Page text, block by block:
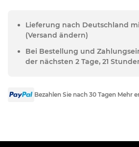
Lieferung nach Deutschland
(Versand ändern)
Bei Bestellung und
der nächsten 2 Tage, 21
Bezahlen Sie nach 30 Tagen Mehr